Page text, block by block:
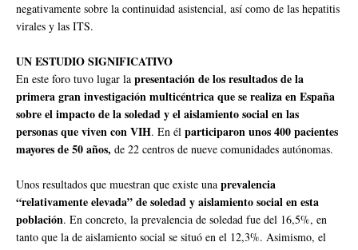
negativamente sobre la continuidad asistencial, así como de las hepatitis
virales y las ITS.
UN ESTUDIO SIGNIFICATIVO
En este foro tuvo lugar la presentación de los resultados de la
primera gran investigación multicéntrica que se realiza en España
sobre el impacto de la soledad y el aislamiento social en las
personas que viven con VIH. En él participaron unos 400 pacientes
mayores de 50 años, de 22 centros de nueve comunidades autónomas.
Unos resultados que muestran que existe una prevalencia
“relativamente elevada” de soledad y aislamiento social en esta
población. En concreto, la prevalencia de soledad fue del 16,5%, en
tanto que la de aislamiento social se situó en el 12,3%. Asimismo, el